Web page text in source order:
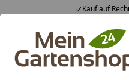
Kauf auf
Alle Produkte
Mein Konto
Suchen